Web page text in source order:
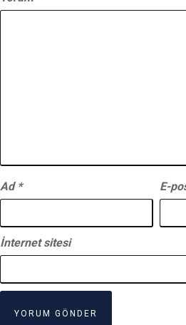
Ad * E-
İnternet sitesi